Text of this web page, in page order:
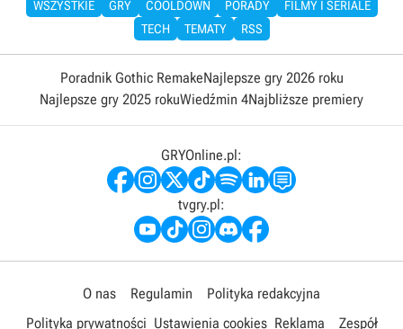
WSZYSTKIE GRY COOLDOWN PORADY
FILMY I SERIALE
TECH
TEMATY RSS
Poradnik Gothic RemakeNajlepsze gry 2026 roku
Najlepsze gry 2025 rokuWiedźmin 4Najbliższe premiery
GRYOnline.pl:
tvgry.pl:
O nas Regulamin
Polityka redakcyjna
Polityka prywatności Ustawienia cookies Reklama Zespół